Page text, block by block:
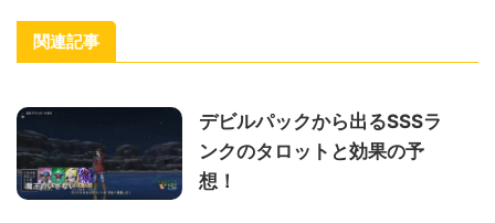
関連記事
デビルパックから出るSSSラ
ンクのタロットと効果の予
想！